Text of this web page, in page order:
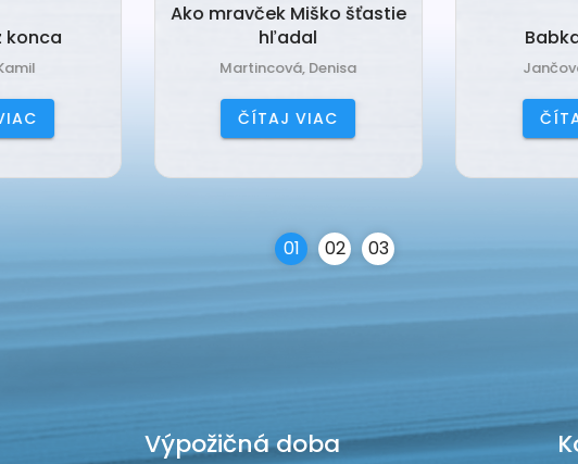
Ako mravček Miško šťastie
Martincová, Denisa
Babka Tvorilka
Jančová, Katarína
01 02 03
Výpožičná doba